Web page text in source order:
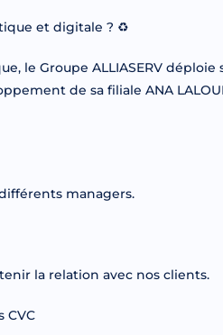
et digitale ? ♻
le Groupe ALLIASERV
de sa filiale ANA
managers.
la relation avec nos clients.
CVC